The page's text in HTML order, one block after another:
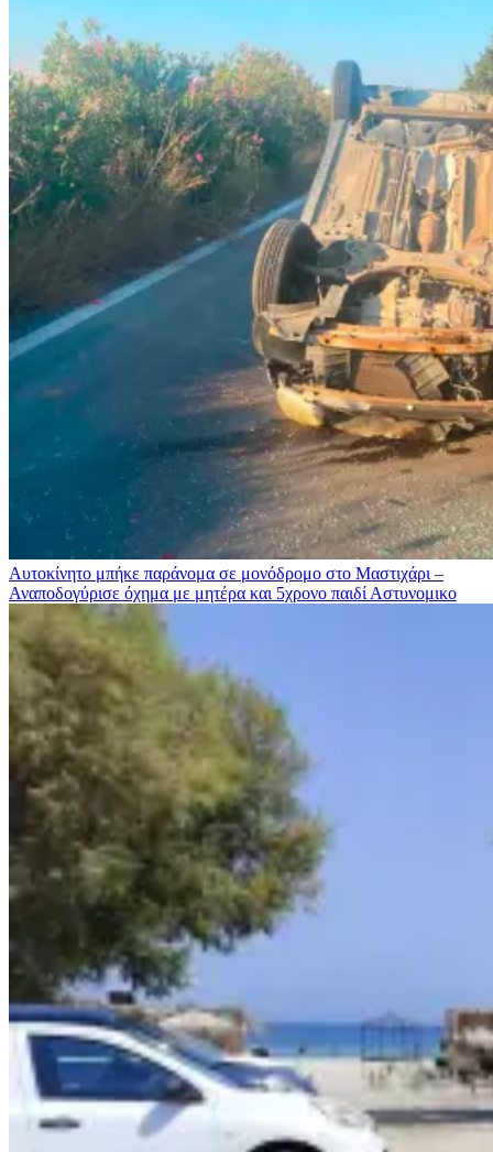
Αυτοκίνητο μπήκε παράνομα σε μονόδρομο στο Μαστιχάρι –
Αναποδογύρισε όχημα με μητέρα και 5χρονο παιδί Αστυνομικο